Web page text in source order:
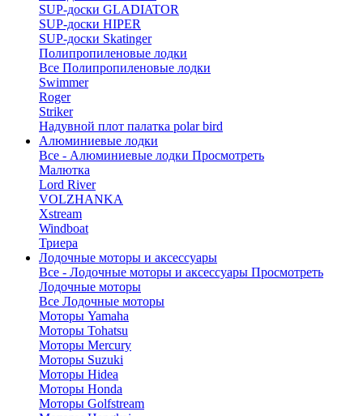
SUP-доски GLADIATOR
SUP-доски HIPER
SUP-доски Skatinger
Полипропиленовые лодки
Все Полипропиленовые лодки
Swimmer
Roger
Striker
Надувной плот палатка polar bird
Алюминиевые лодки
Все - Алюминиевые лодки Просмотреть
Малютка
Lord River
VOLZHANKA
Xstream
Windboat
Триера
Лодочные моторы и аксессуары
Все - Лодочные моторы и аксессуары Просмотреть
Лодочные моторы
Все Лодочные моторы
Моторы Yamaha
Моторы Tohatsu
Моторы Mercury
Моторы Suzuki
Моторы Hidea
Моторы Honda
Моторы Golfstream